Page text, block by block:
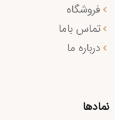
فروشگاه
تماس باما
درباره ما
نمادها